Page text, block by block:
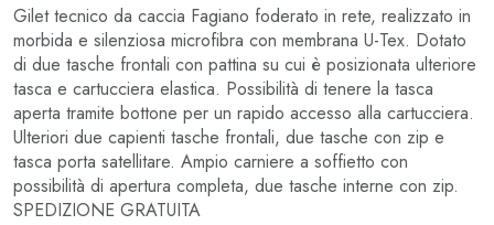
Gilet tecnico da caccia Fagiano foderato in rete, realizzato in
morbida e silenziosa microfibra con membrana U-Tex. Dotato
di due tasche frontali con pattina su cui è posizionata ulteriore
tasca e cartucciera elastica. Possibilità di tenere la tasca
aperta tramite bottone per un rapido accesso alla cartucciera.
Ulteriori due capienti tasche frontali, due tasche con zip e
tasca porta satellitare. Ampio carniere a soffietto con
possibilità di apertura completa, due tasche interne con zip.
SPEDIZIONE GRATUITA